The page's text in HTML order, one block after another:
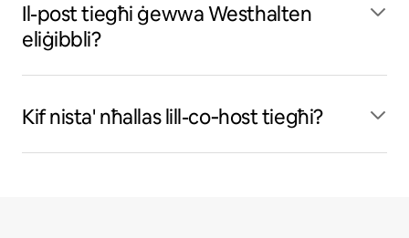
Il-post tiegħi ġewwa Westhalten
eliġibbli?
Kif nista' nħallas lill-co‑host tiegħi?